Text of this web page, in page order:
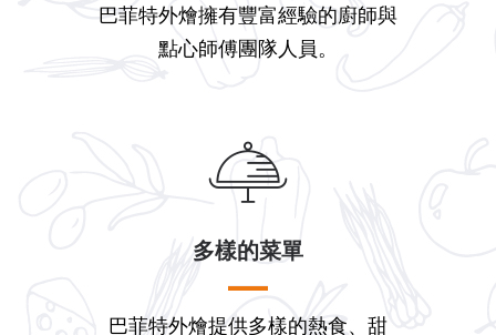
巴菲特外燴擁有豐富經驗的廚師與
點心師傅團隊人員。
多樣的菜單
巴菲特外燴提供多樣的熱食、甜